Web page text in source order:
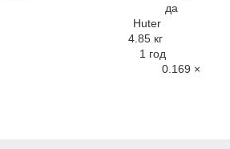
давления да
Huter
4.85 кг
1 год
0.169 ×